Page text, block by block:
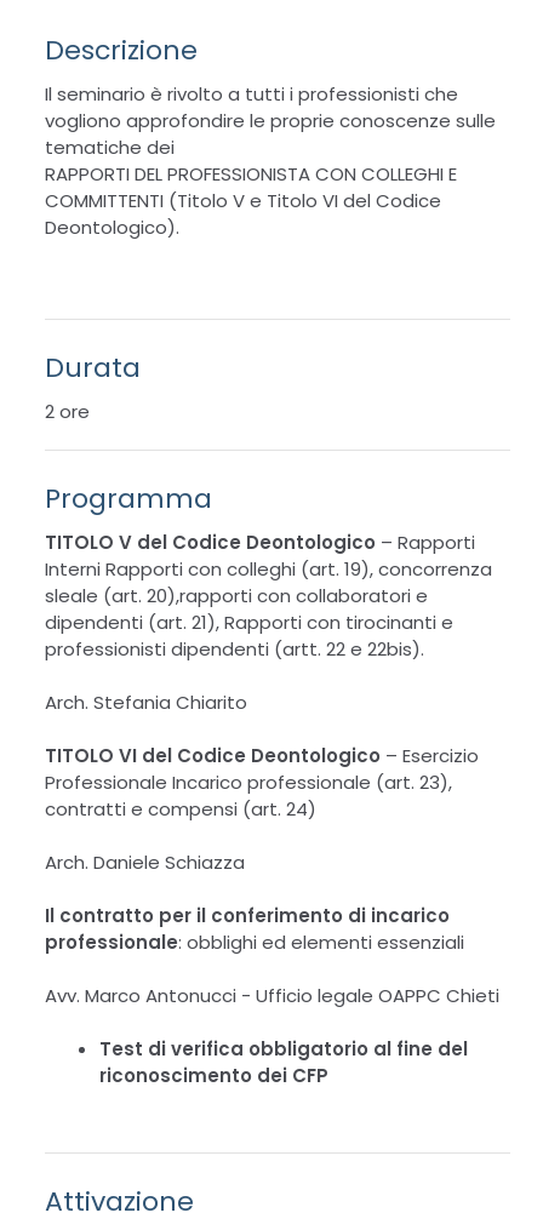
COMMITTENTI
quantità
Descrizione
Il seminario è rivolto a tutti i professionisti che
vogliono approfondire le proprie conoscenze sulle
tematiche dei
RAPPORTI DEL PROFESSIONISTA CON COLLEGHI E
COMMITTENTI (Titolo V e Titolo VI del Codice
Deontologico).
Durata
2 ore
Programma
TITOLO V del Codice Deontologico –Rapporti
Interni Rapporti con colleghi (art. 19), concorrenza
sleale (art. 20),rapporti con collaboratori e
dipendenti (art. 21), Rapporti con tirocinanti e
professionisti dipendenti (artt. 22 e 22bis).
Arch. Stefania Chiarito
TITOLO VI del Codice Deontologico –Esercizio
Professionale Incarico professionale (art. 23),
contratti e compensi (art. 24)
Arch. Daniele Schiazza
Il contratto per il conferimento di incarico
professionale:obblighi ed elementi essenziali
Avv. Marco Antonucci - Ufficio legale OAPPC Chieti
Test di verifica obbligatorio al fine del
riconoscimento dei CFP
Attivazione